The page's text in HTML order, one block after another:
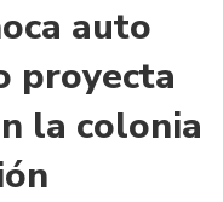
auto
proyecta
la colonia